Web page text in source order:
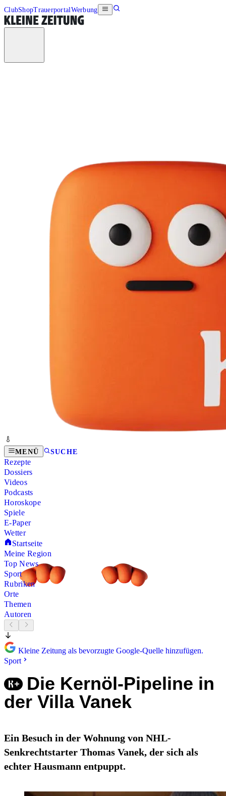
ClubShopTrauerportalWerbung
MENÜ SUCHE
Rezepte
Dossiers
Videos
Podcasts
Horoskope
Spiele
E-Paper
Wetter
Startseite
Meine Region
Top News
Sport
Rubriken
Orte
Themen
Autoren
Kleine Zeitung als bevorzugte Google-Quelle hinzufügen.
Sport
Die Kernöl-Pipeline in
der Villa Vanek
Ein Besuch in der Wohnung von NHL-
Senkrechtstarter Thomas Vanek, der sich als
echter Hausmann entpuppt.